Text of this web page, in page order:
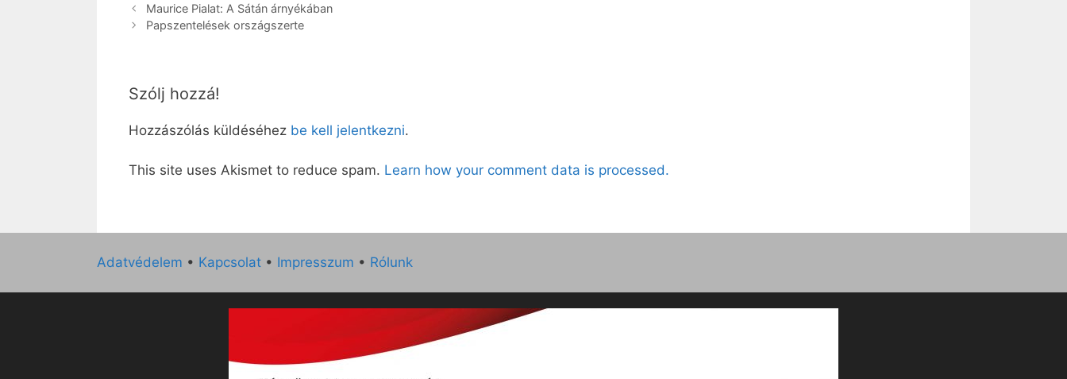
Maurice Pialat: A Sátán árnyékában
Papszentelések országszerte
Szólj hozzá!
Hozzászólás küldéséhez be kell jelentkezni.
This site uses Akismet to reduce spam. Learn how your comment data is processed.
Adatvédelem • Kapcsolat • Impresszum • Rólunk